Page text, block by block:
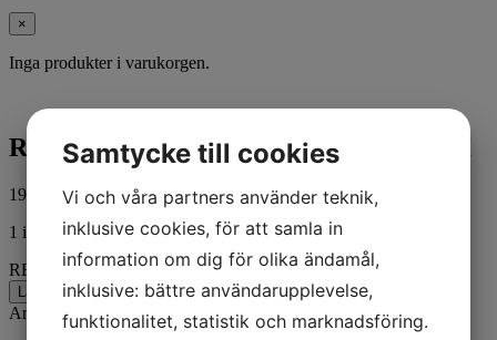
×
Inga produkter i varukorgen.
RECALL KIT,CODE 137, DYNA ANCH
192,00 kr ink. moms
1 i lager
RECALL KIT,CODE 137, DYNA ANCH mängd
Lägg till i varukorg
Artikelnr: 94720 Kategorier:Harley-Davidson MC
Samtycke till cookies
Vi och våra partners använder teknik,
inklusive cookies, för att samla in
information om dig för olika ändamål,
inklusive: bättre användarupplevelse,
funktionalitet, statistik och marknadsföring.